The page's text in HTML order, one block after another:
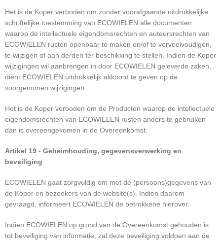
Het is de Koper verboden om zonder voorafgaande uitdrukkelijke
schriftelijke toestemming van ECOWIELEN alle documenten
waarop de intellectuele eigendomsrechten en auteursrechten van
ECOWIELEN rusten openbaar te maken en/of te verveelvoudigen,
te wijzigen of aan derden ter beschikking te stellen. Indien de Koper
wijzigingen wil aanbrengen in door ECOWIELEN geleverde zaken,
dient ECOWIELEN uitdrukkelijk akkoord te geven op de
voorgenomen wijzigingen.
Het is de Koper verboden om de Producten waarop de intellectuele
eigendomsrechten van ECOWIELEN rusten anders te gebruiken
dan is overeengekomen in de Overeenkomst.
Artikel 19 - Geheimhouding, gegevensverwerking en
beveiliging
ECOWIELEN gaat zorgvuldig om met de (persoons)gegevens van
de Koper en bezoekers van de website(s). Indien daarom
gevraagd, informeert ECOWIELEN de betrokkene hierover.
Indien ECOWIELEN op grond van de Overeenkomst gehouden is
tot beveiliging van informatie, zal deze beveiliging voldoen aan de